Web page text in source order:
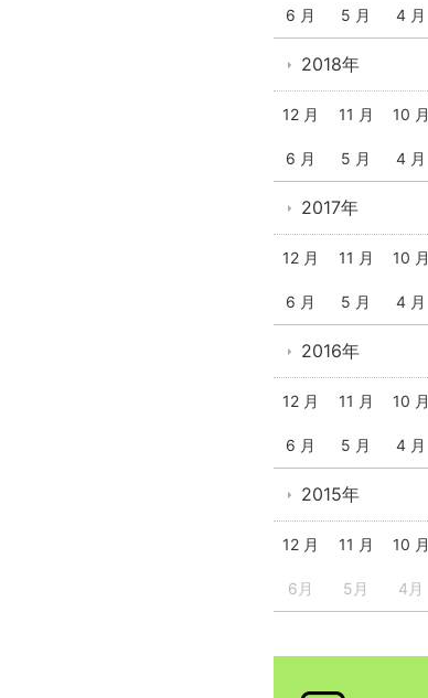
6 月 5 月 4 月
2018年
12 月 11 月 10 月
6 月 5 月 4 月
2017年
12 月 11 月 10 月
6 月 5 月 4 月
2016年
12 月 11 月 10 月
6 月 5 月 4 月
2015年
12 月 11 月 10 月
6月 5月 4月